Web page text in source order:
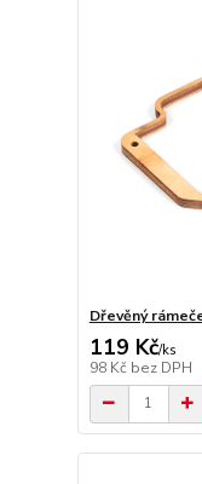
Dřevěný
119 Kč/ks
98 Kč bez DPH